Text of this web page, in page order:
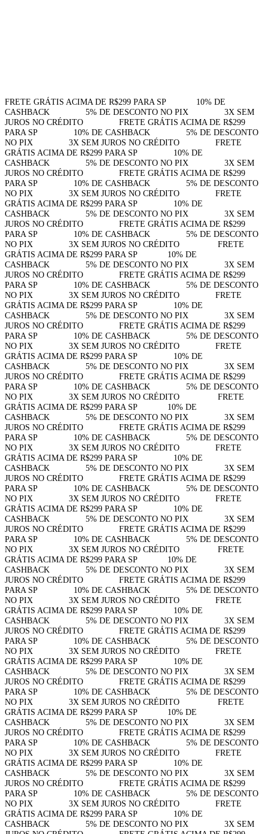
FRETE GRÁTIS ACIMA DE R$299 PARA SP⠀⠀⠀⠀⠀10% DE
CASHBACK⠀⠀⠀⠀⠀⠀5% DE DESCONTO NO PIX⠀⠀⠀⠀⠀⠀3X SEM
JUROS NO CRÉDITO⠀⠀⠀⠀⠀⠀FRETE GRÁTIS ACIMA DE R$299
PARA SP⠀⠀⠀⠀⠀⠀10% DE CASHBACK⠀⠀⠀⠀⠀⠀5% DE DESCONTO
NO PIX⠀⠀⠀⠀⠀⠀3X SEM JUROS NO CRÉDITO⠀⠀⠀⠀⠀⠀FRETE
GRÁTIS ACIMA DE R$299 PARA SP⠀⠀⠀⠀⠀⠀10% DE
CASHBACK⠀⠀⠀⠀⠀⠀5% DE DESCONTO NO PIX⠀⠀⠀⠀⠀⠀3X SEM
JUROS NO CRÉDITO⠀⠀⠀⠀⠀⠀FRETE GRÁTIS ACIMA DE R$299
PARA SP⠀⠀⠀⠀⠀⠀10% DE CASHBACK⠀⠀⠀⠀⠀⠀5% DE DESCONTO
NO PIX⠀⠀⠀⠀⠀⠀3X SEM JUROS NO CRÉDITO⠀⠀⠀⠀⠀⠀FRETE
GRÁTIS ACIMA DE R$299 PARA SP⠀⠀⠀⠀⠀⠀10% DE
CASHBACK⠀⠀⠀⠀⠀⠀5% DE DESCONTO NO PIX⠀⠀⠀⠀⠀⠀3X SEM
JUROS NO CRÉDITO⠀⠀⠀⠀⠀⠀FRETE GRÁTIS ACIMA DE R$299
PARA SP⠀⠀⠀⠀⠀⠀10% DE CASHBACK⠀⠀⠀⠀⠀⠀5% DE DESCONTO
NO PIX⠀⠀⠀⠀⠀⠀3X SEM JUROS NO CRÉDITO⠀⠀⠀⠀⠀⠀ FRETE
GRÁTIS ACIMA DE R$299 PARA SP⠀⠀⠀⠀⠀10% DE
CASHBACK⠀⠀⠀⠀⠀⠀5% DE DESCONTO NO PIX⠀⠀⠀⠀⠀⠀3X SEM
JUROS NO CRÉDITO⠀⠀⠀⠀⠀⠀FRETE GRÁTIS ACIMA DE R$299
PARA SP⠀⠀⠀⠀⠀⠀10% DE CASHBACK⠀⠀⠀⠀⠀⠀5% DE DESCONTO
NO PIX⠀⠀⠀⠀⠀⠀3X SEM JUROS NO CRÉDITO⠀⠀⠀⠀⠀⠀FRETE
GRÁTIS ACIMA DE R$299 PARA SP⠀⠀⠀⠀⠀⠀10% DE
CASHBACK⠀⠀⠀⠀⠀⠀5% DE DESCONTO NO PIX⠀⠀⠀⠀⠀⠀3X SEM
JUROS NO CRÉDITO⠀⠀⠀⠀⠀⠀FRETE GRÁTIS ACIMA DE R$299
PARA SP⠀⠀⠀⠀⠀⠀10% DE CASHBACK⠀⠀⠀⠀⠀⠀5% DE DESCONTO
NO PIX⠀⠀⠀⠀⠀⠀3X SEM JUROS NO CRÉDITO⠀⠀⠀⠀⠀⠀FRETE
GRÁTIS ACIMA DE R$299 PARA SP⠀⠀⠀⠀⠀⠀10% DE
CASHBACK⠀⠀⠀⠀⠀⠀5% DE DESCONTO NO PIX⠀⠀⠀⠀⠀⠀3X SEM
JUROS NO CRÉDITO⠀⠀⠀⠀⠀⠀FRETE GRÁTIS ACIMA DE R$299
PARA SP⠀⠀⠀⠀⠀⠀10% DE CASHBACK⠀⠀⠀⠀⠀⠀5% DE DESCONTO
NO PIX⠀⠀⠀⠀⠀⠀3X SEM JUROS NO CRÉDITO⠀⠀⠀⠀⠀⠀ FRETE
GRÁTIS ACIMA DE R$299 PARA SP⠀⠀⠀⠀⠀10% DE
CASHBACK⠀⠀⠀⠀⠀⠀5% DE DESCONTO NO PIX⠀⠀⠀⠀⠀⠀3X SEM
JUROS NO CRÉDITO⠀⠀⠀⠀⠀⠀FRETE GRÁTIS ACIMA DE R$299
PARA SP⠀⠀⠀⠀⠀⠀10% DE CASHBACK⠀⠀⠀⠀⠀⠀5% DE DESCONTO
NO PIX⠀⠀⠀⠀⠀⠀3X SEM JUROS NO CRÉDITO⠀⠀⠀⠀⠀⠀FRETE
GRÁTIS ACIMA DE R$299 PARA SP⠀⠀⠀⠀⠀⠀10% DE
CASHBACK⠀⠀⠀⠀⠀⠀5% DE DESCONTO NO PIX⠀⠀⠀⠀⠀⠀3X SEM
JUROS NO CRÉDITO⠀⠀⠀⠀⠀⠀FRETE GRÁTIS ACIMA DE R$299
PARA SP⠀⠀⠀⠀⠀⠀10% DE CASHBACK⠀⠀⠀⠀⠀⠀5% DE DESCONTO
NO PIX⠀⠀⠀⠀⠀⠀3X SEM JUROS NO CRÉDITO⠀⠀⠀⠀⠀⠀FRETE
GRÁTIS ACIMA DE R$299 PARA SP⠀⠀⠀⠀⠀⠀10% DE
CASHBACK⠀⠀⠀⠀⠀⠀5% DE DESCONTO NO PIX⠀⠀⠀⠀⠀⠀3X SEM
JUROS NO CRÉDITO⠀⠀⠀⠀⠀⠀FRETE GRÁTIS ACIMA DE R$299
PARA SP⠀⠀⠀⠀⠀⠀10% DE CASHBACK⠀⠀⠀⠀⠀⠀5% DE DESCONTO
NO PIX⠀⠀⠀⠀⠀⠀3X SEM JUROS NO CRÉDITO⠀⠀⠀⠀⠀⠀ FRETE
GRÁTIS ACIMA DE R$299 PARA SP⠀⠀⠀⠀⠀10% DE
CASHBACK⠀⠀⠀⠀⠀⠀5% DE DESCONTO NO PIX⠀⠀⠀⠀⠀⠀3X SEM
JUROS NO CRÉDITO⠀⠀⠀⠀⠀⠀FRETE GRÁTIS ACIMA DE R$299
PARA SP⠀⠀⠀⠀⠀⠀10% DE CASHBACK⠀⠀⠀⠀⠀⠀5% DE DESCONTO
NO PIX⠀⠀⠀⠀⠀⠀3X SEM JUROS NO CRÉDITO⠀⠀⠀⠀⠀⠀FRETE
GRÁTIS ACIMA DE R$299 PARA SP⠀⠀⠀⠀⠀⠀10% DE
CASHBACK⠀⠀⠀⠀⠀⠀5% DE DESCONTO NO PIX⠀⠀⠀⠀⠀⠀3X SEM
JUROS NO CRÉDITO⠀⠀⠀⠀⠀⠀FRETE GRÁTIS ACIMA DE R$299
PARA SP⠀⠀⠀⠀⠀⠀10% DE CASHBACK⠀⠀⠀⠀⠀⠀5% DE DESCONTO
NO PIX⠀⠀⠀⠀⠀⠀3X SEM JUROS NO CRÉDITO⠀⠀⠀⠀⠀⠀FRETE
GRÁTIS ACIMA DE R$299 PARA SP⠀⠀⠀⠀⠀⠀10% DE
CASHBACK⠀⠀⠀⠀⠀⠀5% DE DESCONTO NO PIX⠀⠀⠀⠀⠀⠀3X SEM
JUROS NO CRÉDITO⠀⠀⠀⠀⠀⠀FRETE GRÁTIS ACIMA DE R$299
PARA SP⠀⠀⠀⠀⠀⠀10% DE CASHBACK⠀⠀⠀⠀⠀⠀5% DE DESCONTO
NO PIX⠀⠀⠀⠀⠀⠀3X SEM JUROS NO CRÉDITO⠀⠀⠀⠀⠀⠀ FRETE
GRÁTIS ACIMA DE R$299 PARA SP⠀⠀⠀⠀⠀10% DE
CASHBACK⠀⠀⠀⠀⠀⠀5% DE DESCONTO NO PIX⠀⠀⠀⠀⠀⠀3X SEM
JUROS NO CRÉDITO⠀⠀⠀⠀⠀⠀FRETE GRÁTIS ACIMA DE R$299
PARA SP⠀⠀⠀⠀⠀⠀10% DE CASHBACK⠀⠀⠀⠀⠀⠀5% DE DESCONTO
NO PIX⠀⠀⠀⠀⠀⠀3X SEM JUROS NO CRÉDITO⠀⠀⠀⠀⠀⠀FRETE
GRÁTIS ACIMA DE R$299 PARA SP⠀⠀⠀⠀⠀⠀10% DE
CASHBACK⠀⠀⠀⠀⠀⠀5% DE DESCONTO NO PIX⠀⠀⠀⠀⠀⠀3X SEM
JUROS NO CRÉDITO⠀⠀⠀⠀⠀⠀FRETE GRÁTIS ACIMA DE R$299
PARA SP⠀⠀⠀⠀⠀⠀10% DE CASHBACK⠀⠀⠀⠀⠀⠀5% DE DESCONTO
NO PIX⠀⠀⠀⠀⠀⠀3X SEM JUROS NO CRÉDITO⠀⠀⠀⠀⠀⠀FRETE
GRÁTIS ACIMA DE R$299 PARA SP⠀⠀⠀⠀⠀⠀10% DE
CASHBACK⠀⠀⠀⠀⠀⠀5% DE DESCONTO NO PIX⠀⠀⠀⠀⠀⠀3X SEM